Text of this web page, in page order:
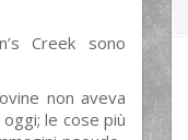
Creek sono
non aveva
le cose più